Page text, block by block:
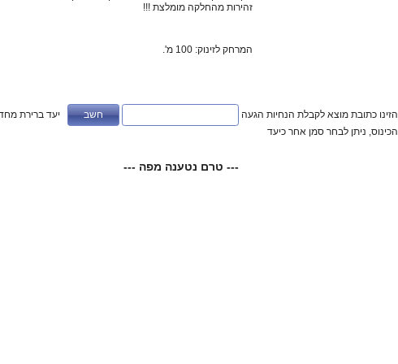
זהירות מהחלקה מומלצת !!!
המרחק לזינוק: 100 מ'.
הזינו כתובת מוצא לקבלת הנחיות הגעה
יעד ברירת
הכינוס, ניתן לבחר סמן אחר כיעד
--- טרם נטענה מפה ---